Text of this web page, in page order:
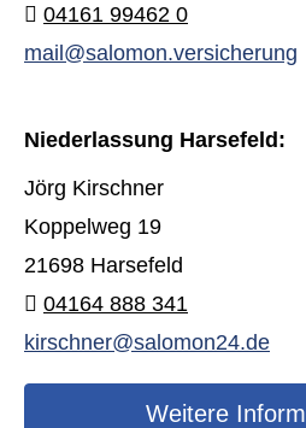
04161 99462 0
mail@salomon.versicherung
Niederlassung Harsefeld:
Jörg Kirschner
Koppelweg 19
21698 Harsefeld
04164 888 341
kirschner@salomon24.de
Weitere